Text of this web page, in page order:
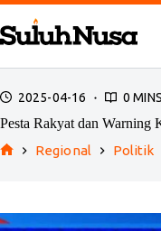
Skip
to
content
2025-04-16 0 MINS
Pesta Rakyat dan Warning
Regional Politik